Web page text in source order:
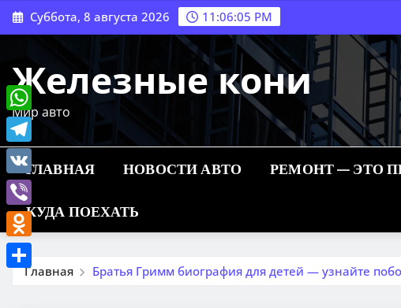
Перейти
к
Суббота, 8 августа 2026 11:06:06 PM
Железные кони
Мир авто
ГЛАВНАЯ НОВОСТИ АВТО РЕМОНТ — ЭТО
КУДА ПОЕХАТЬ
Главная Братья Гримм биография для детей — узнайте
WhatsApp
Telegram
VK
Viber
Odnoklassniki
Отправить